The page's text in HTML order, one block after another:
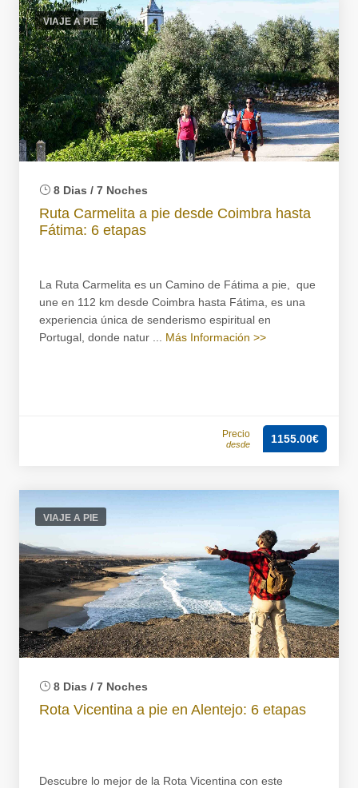
VIAJE A PIE
8 Dias / 7 Noches
Ruta Carmelita a pie desde Coimbra hasta
Fátima: 6 etapas
La Ruta Carmelita es un Camino de Fátima a pie, que
une en 112 km desde Coimbra hasta Fátima, es una
experiencia única de senderismo espiritual en
Portugal, donde natur ... Más Información >>
Precio
desde 1155.00€
VIAJE A PIE
8 Dias / 7 Noches
Rota Vicentina a pie en Alentejo: 6 etapas
Descubre lo mejor de la Rota Vicentina con este